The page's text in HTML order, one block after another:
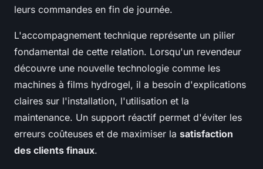
leurs commandes en fin de journée.
L'accompagnement technique représente un pilier
fondamental de cette relation. Lorsqu'un revendeur
découvre une nouvelle technologie comme les
machines à films hydrogel, il a besoin d'explications
claires sur l'installation, l'utilisation et la
maintenance. Un support réactif permet d'éviter les
erreurs coûteuses et de maximiser la satisfaction
des clients finaux.